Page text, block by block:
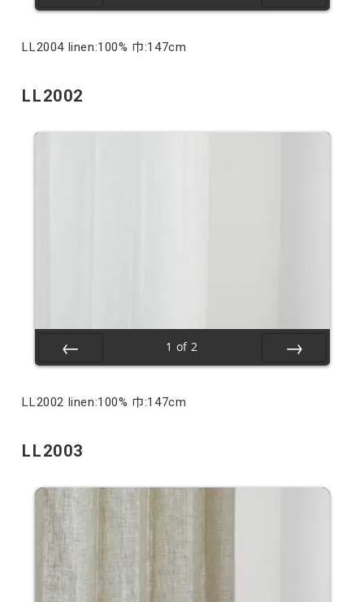
LL2004 linen:100% 巾:147cm
LL2002
1 of 2
LL2002 linen:100% 巾:147cm
LL2003